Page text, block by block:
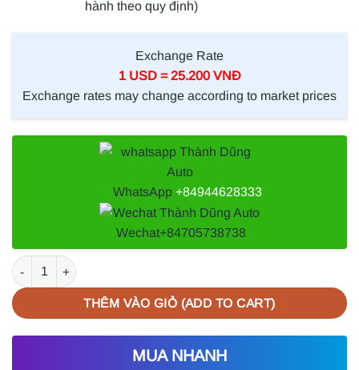
hành theo quy định)
Exchange Rate
1 USD = 25.200 VNĐ
Exchange rates may change according to market prices
WhatsApp +84944628333
Wechat+84705738738
VAN HẰNG NHIỆT FORD MONDEO 2004 | 1X4E8575EB số lượng
THÊM VÀO GIỎ (ADD TO CART)
MUA NHANH